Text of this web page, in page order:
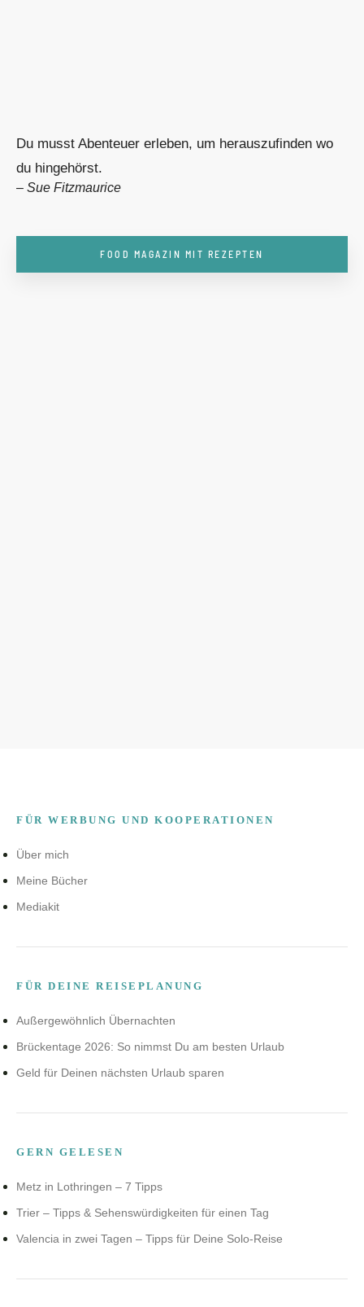
Du musst Abenteuer erleben, um herauszufinden wo
du hingehörst.
– Sue Fitzmaurice
FOOD MAGAZIN MIT REZEPTEN
FÜR WERBUNG UND KOOPERATIONEN
Über mich
Meine Bücher
Mediakit
FÜR DEINE REISEPLANUNG
Außergewöhnlich Übernachten
Brückentage 2026: So nimmst Du am besten Urlaub
Geld für Deinen nächsten Urlaub sparen
GERN GELESEN
Metz in Lothringen – 7 Tipps
Trier – Tipps & Sehenswürdigkeiten für einen Tag
Valencia in zwei Tagen – Tipps für Deine Solo-Reise